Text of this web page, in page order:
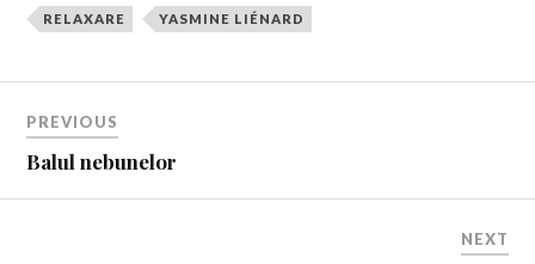
RELAXARE YASMINE LIÉNARD
PREVIOUS
Balul nebunelor
NEXT